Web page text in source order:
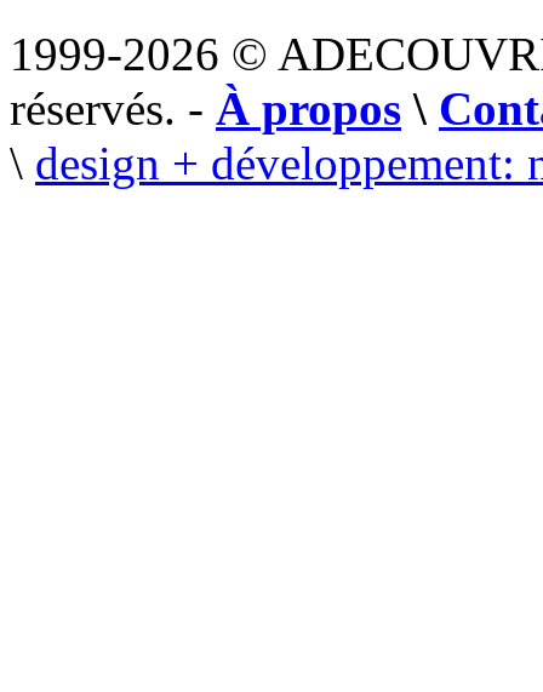
1999-2026 ©
réservés. - À propos \
\ design + développement: